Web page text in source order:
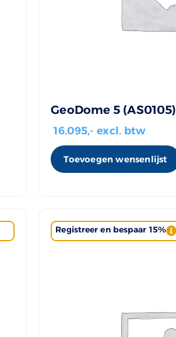
GeoDome 5 (AS0105)
16.095,- excl. btw
Toevoegen wensenlijst
Registreer en bespaar 15%